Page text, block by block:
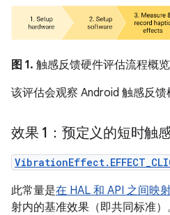
图 1. 触感反馈硬件评估流程概览
该评估会观察 Android 触感反馈
效果 1：预定义的短时触
此常量是在 HAL 和 API 之间映
射内的基准效果（即共同标准